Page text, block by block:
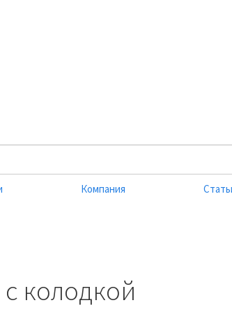
Компания
колодкой